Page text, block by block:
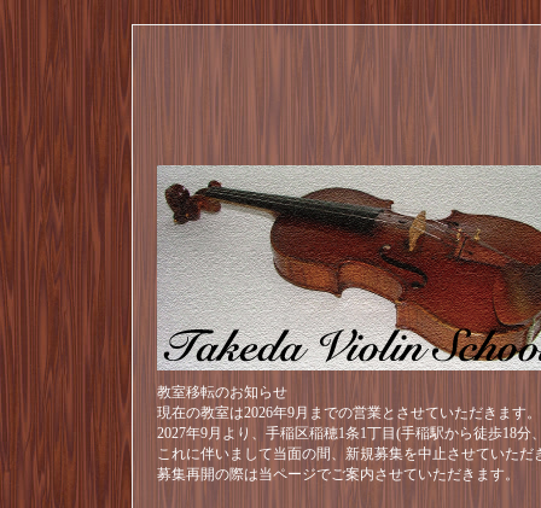
教室移転のお知らせ
現在の教室は2026年9月までの営業とさせていただきます。
2027年9月より、手稲区稲穂1条1丁目(手稲駅から徒歩18
これに伴いまして当面の間、新規募集を中止させていた
募集再開の際は当ページでご案内させていただきます。